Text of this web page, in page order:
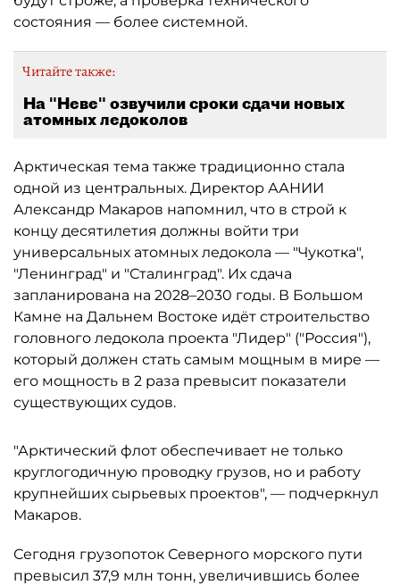
состояния — более системной.
Читайте также:
На "Неве" озвучили сроки сдачи новых
атомных ледоколов
Арктическая тема также традиционно стала
одной из центральных. Директор ААНИИ
Александр Макаров напомнил, что в строй к
концу десятилетия должны войти три
универсальных атомных ледокола — "Чукотка",
"Ленинград" и "Сталинград". Их сдача
запланирована на 2028–2030 годы. В Большом
Камне на Дальнем Востоке идёт строительство
головного ледокола проекта "Лидер" ("Россия"),
который должен стать самым мощным в мире —
его мощность в 2 раза превысит показатели
существующих судов.
"Арктический флот обеспечивает не только
круглогодичную проводку грузов, но и работу
крупнейших сырьевых проектов", — подчеркнул
Макаров.
Сегодня грузопоток Северного морского пути
превысил 37,9 млн тонн, увеличившись более